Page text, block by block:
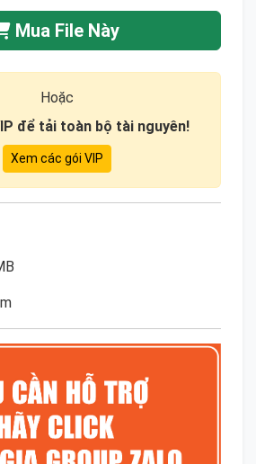
Mua File Này
Hoặc
để tải toàn bộ tài nguyên!
Xem các gói VIP